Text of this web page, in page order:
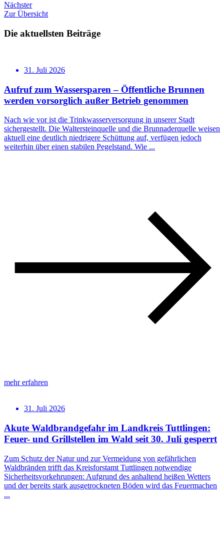
Nächster
Zur Übersicht
Die aktuellsten Beiträge
31. Juli 2026
Aufruf zum Wassersparen – Öffentliche Brunnen
werden vorsorglich außer Betrieb genommen
Nach wie vor ist die Trinkwasserversorgung in unserer Stadt
sichergestellt. Die Waltersteinquelle und die Brunnaderquelle weisen
aktuell eine deutlich niedrigere Schüttung auf, verfügen jedoch
weiterhin über einen stabilen Pegelstand. Wie ...
mehr erfahren
31. Juli 2026
Akute Waldbrandgefahr im Landkreis Tuttlingen:
Feuer- und Grillstellen im Wald seit 30. Juli gesperrt
Zum Schutz der Natur und zur Vermeidung von gefährlichen
Waldbränden trifft das Kreisforstamt Tuttlingen notwendige
Sicherheitsvorkehrungen: Aufgrund des anhaltend heißen Wetters
und der bereits stark ausgetrockneten Böden wird das Feuermachen
...